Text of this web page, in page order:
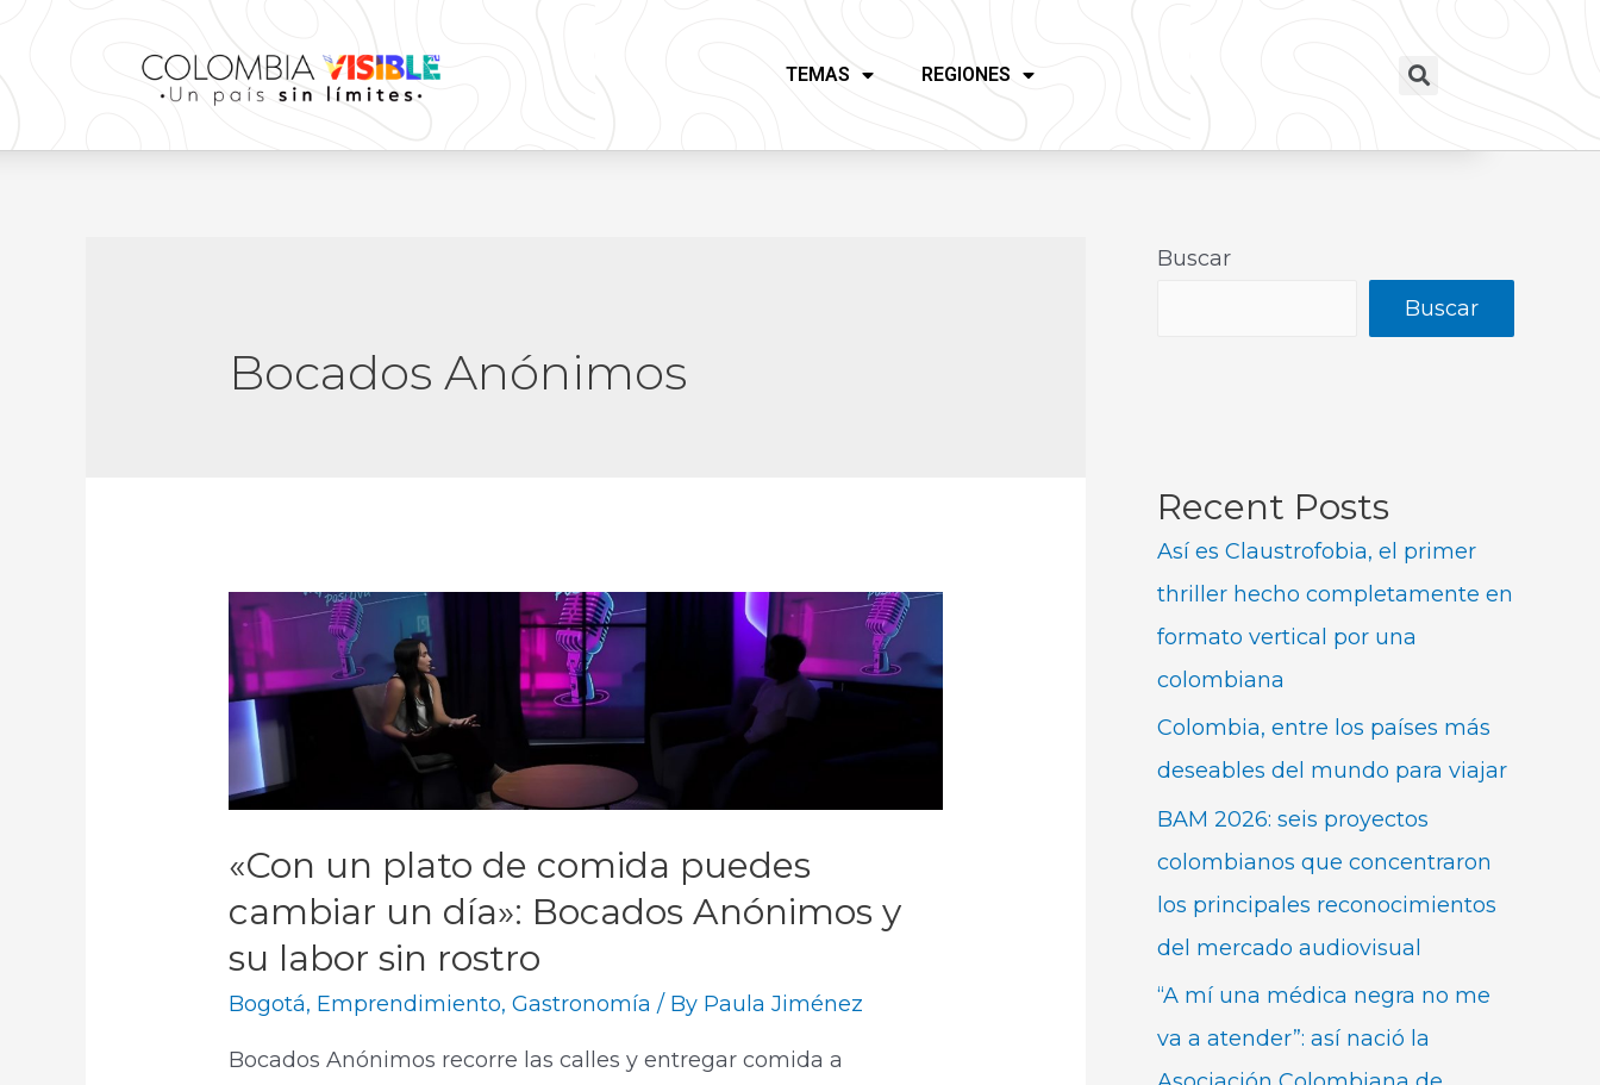
TEMAS REGIONES
Bocados Anónimos
«Con un plato de comida puedes
cambiar un día»: Bocados Anónimos y
su labor sin rostro
Bogotá, Emprendimiento,Gastronomía / By Paula Jiménez
Bocados Anónimos recorre las calles y entregar comida a
Buscar
Buscar
Recent Posts
Así es Claustrofobia, el primer
thriller hecho completamente en
formato vertical por una
colombiana
Colombia, entre los países más
deseables del mundo para viajar
BAM 2026: seis proyectos
colombianos que concentraron
los principales reconocimientos
del mercado audiovisual
“A mí una médica negra no me
va a atender”: así nació la